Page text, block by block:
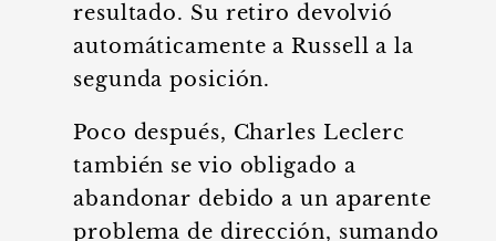
resultado. Su retiro devolvió
automáticamente a Russell a la
segunda posición.
Poco después, Charles Leclerc
también se vio obligado a
abandonar debido a un aparente
problema de dirección, sumando